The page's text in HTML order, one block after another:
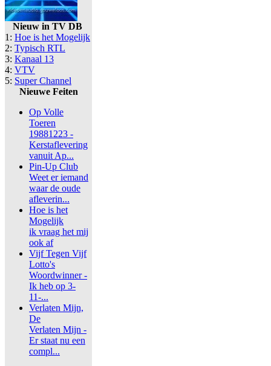
Nieuw in TV DB
1: Hoe is het Mogelijk
2: Typisch RTL
3: Kanaal 13
4: VTV
5: Super Channel
Nieuwe Feiten
Op Volle
Toeren
19881223 -
Kerstaflevering
vanuit Ap...
Pin-Up Club
Weet er iemand
waar de oude
afleverin...
Hoe is het
Mogelijk
ik vraag het mij
ook af
Vijf Tegen Vijf
Lotto's
Woordwinner -
Ik heb op 3-
11-...
Verlaten Mijn,
De
Verlaten Mijn -
Er staat nu een
compl...